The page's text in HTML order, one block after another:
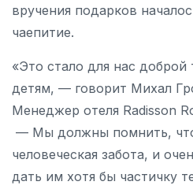
вручения подарков
чаепитие.
«Это стало для нас
детям, — говорит Михал
Менеджер отеля Radisson
— Мы должны помнить,
человеческая забота, и
дать им хотя бы частичку